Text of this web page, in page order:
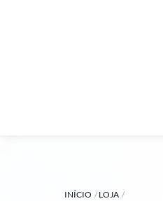
INÍCIO LOJA